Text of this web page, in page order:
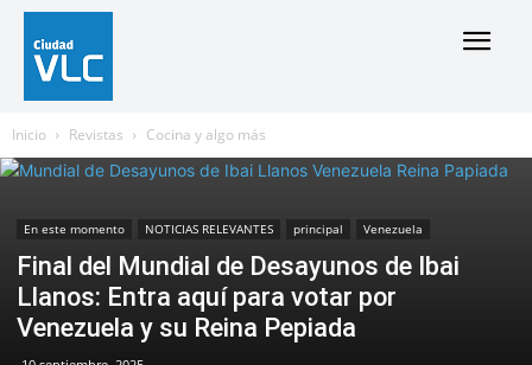
Inicio Revistas Cocina y algo más
En este momento NOTICIAS RELEVANTES principal Venezuela
Final del Mundial de Desayunos de Ibai
Llanos: Entra aquí para votar por
Venezuela y su Reina Pepiada